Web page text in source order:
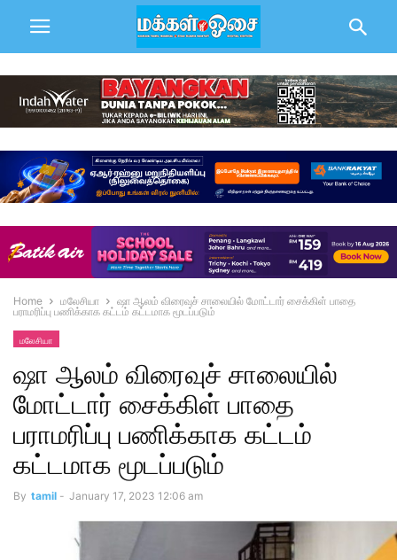
Home மலேசியா
ஷா ஆலம் விரைவுச் சாலையில் மோட்டார் சைக்கிள் பாதை
பராமரிப்பு பணிக்காக கட்டம் கட்டமாக மூடப்படும்
மலேசியா
ஷா ஆலம் விரைவுச் சாலையில்
மோட்டார் சைக்கிள் பாதை
பராமரிப்பு பணிக்காக கட்டம்
கட்டமாக மூடப்படும்
By tamil - January 17, 2023 12:06 am